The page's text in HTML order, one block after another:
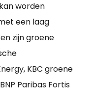
worden
een laag
zijn groene
KBC groene
Paribas Fortis